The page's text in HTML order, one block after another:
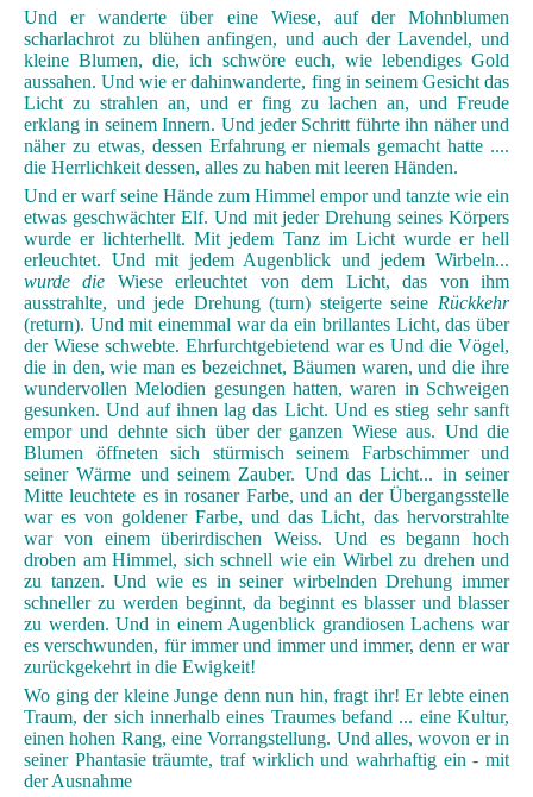
Und er wanderte über eine Wiese, auf der Mohnblumen
scharlachrot zu blühen anfingen, und auch der Lavendel, und
kleine Blumen, die, ich schwöre euch, wie lebendiges Gold
aussahen. Und wie er dahinwanderte, fing in seinem Gesicht das
Licht zu strahlen an, und er fing zu lachen an, und Freude
erklang in seinem Innern. Und jeder Schritt führte ihn näher und
näher zu etwas, dessen Erfahrung er niemals gemacht hatte ....
die Herrlichkeit dessen, alles zu haben mit leeren Händen.
Und er warf seine Hände zum Himmel empor und tanzte wie ein
etwas geschwächter Elf. Und mit jeder Drehung seines Körpers
wurde er lichterhellt. Mit jedem Tanz im Licht wurde er hell
erleuchtet. Und mit jedem Augenblick und jedem Wirbeln...
wurde die Wiese erleuchtet von dem Licht, das von ihm
ausstrahlte, und jede Drehung (turn) steigerte seine Rückkehr
(return). Und mit einemmal war da ein brillantes Licht, das über
der Wiese schwebte. Ehrfurchtgebietend war es Und die Vögel,
die in den, wie man es bezeichnet, Bäumen waren, und die ihre
wundervollen Melodien gesungen hatten, waren in Schweigen
gesunken. Und auf ihnen lag das Licht. Und es stieg sehr sanft
empor und dehnte sich über der ganzen Wiese aus. Und die
Blumen öffneten sich stürmisch seinem Farbschimmer und
seiner Wärme und seinem Zauber. Und das Licht... in seiner
Mitte leuchtete es in rosaner Farbe, und an der Übergangsstelle
war es von goldener Farbe, und das Licht, das hervorstrahlte
war von einem überirdischen Weiss. Und es begann hoch
droben am Himmel, sich schnell wie ein Wirbel zu drehen und
zu tanzen. Und wie es in seiner wirbelnden Drehung immer
schneller zu werden beginnt, da beginnt es blasser und blasser
zu werden. Und in einem Augenblick grandiosen Lachens war
es verschwunden, für immer und immer und immer, denn er war
zurückgekehrt in die Ewigkeit!
Wo ging der kleine Junge denn nun hin, fragt ihr! Er lebte einen
Traum, der sich innerhalb eines Traumes befand ... eine Kultur,
einen hohen Rang, eine Vorrangstellung. Und alles, wovon er in
seiner Phantasie träumte, traf wirklich und wahrhaftig ein - mit
der Ausnahme